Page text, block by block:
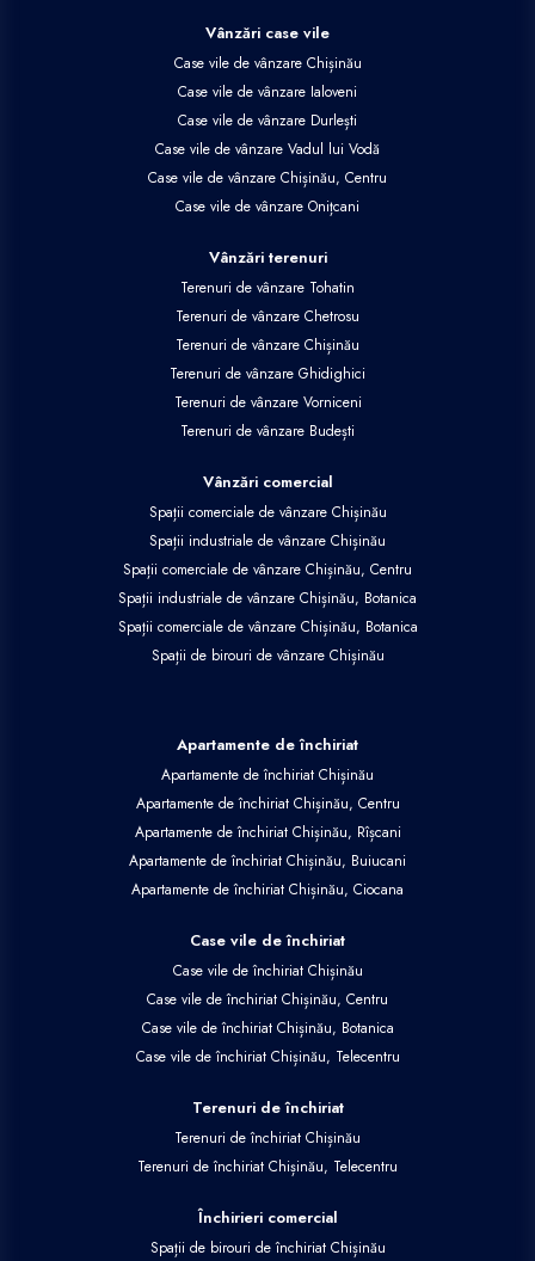
Vânzări case vile
Case vile de vânzare Chișinău
Case vile de vânzare Ialoveni
Case vile de vânzare Durlești
Case vile de vânzare Vadul lui Vodă
Case vile de vânzare Chișinău, Centru
Case vile de vânzare Onițcani
Vânzări terenuri
Terenuri de vânzare Tohatin
Terenuri de vânzare Chetrosu
Terenuri de vânzare Chișinău
Terenuri de vânzare Ghidighici
Terenuri de vânzare Vorniceni
Terenuri de vânzare Budești
Vânzări comercial
Spații comerciale de vânzare Chișinău
Spații industriale de vânzare Chișinău
Spații comerciale de vânzare Chișinău, Centru
Spații industriale de vânzare Chișinău, Botanica
Spații comerciale de vânzare Chișinău, Botanica
Spații de birouri de vânzare Chișinău
Apartamente de închiriat
Apartamente de închiriat Chișinău
Apartamente de închiriat Chișinău, Centru
Apartamente de închiriat Chișinău, Rîșcani
Apartamente de închiriat Chișinău, Buiucani
Apartamente de închiriat Chișinău, Ciocana
Case vile de închiriat
Case vile de închiriat Chișinău
Case vile de închiriat Chișinău, Centru
Case vile de închiriat Chișinău, Botanica
Case vile de închiriat Chișinău, Telecentru
Terenuri de închiriat
Terenuri de închiriat Chișinău
Terenuri de închiriat Chișinău, Telecentru
Închirieri comercial
Spații de birouri de închiriat Chișinău